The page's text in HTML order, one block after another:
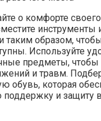
о комфорте
инструменты
таким образом,
Используйте
предметы, чтобы
и травм.
обувь, которая
и защиту